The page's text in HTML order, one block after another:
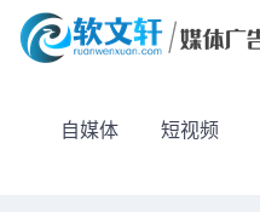
自媒体
短视频